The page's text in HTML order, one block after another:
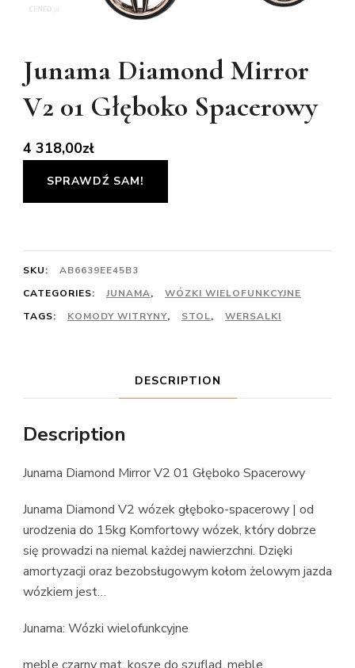
Junama Diamond Mirror
V2 01 Głęboko Spacerowy
4 318,00zł
SPRAWDŹ SAM!
SKU:
AB6639EE45B3
CATEGORIES:
JUNAMA,
WÓZKI WIELOFUNKCYJNE
TAGS:
KOMODY WITRYNY, STOL, WERSALKI
DESCRIPTION
Description
Junama Diamond Mirror V2 01 Głęboko Spacerowy
Junama Diamond V2 wózek głęboko-spacerowy | od
urodzenia do 15kg Komfortowy wózek, który dobrze
się prowadzi na niemal każdej nawierzchni. Dzięki
amortyzacji oraz bezobsługowym kołom żelowym jazda
wózkiem jest…
Junama: Wózki wielofunkcyjne